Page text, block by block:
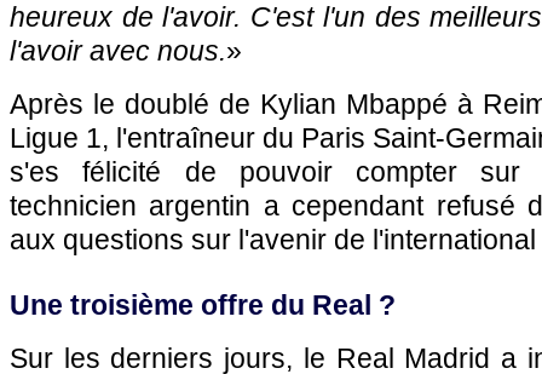
heureux de l'avoir. C'est l'un des
l'avoir avec nous.»
Après le doublé de Kylian Mbappé à
Ligue 1, l'entraîneur du Paris Saint-
s'es félicité de pouvoir compter sur
technicien argentin a cependant refusé
aux questions sur l'avenir de
Une troisième offre du Real ?
Sur les derniers jours, le Real Madrid a